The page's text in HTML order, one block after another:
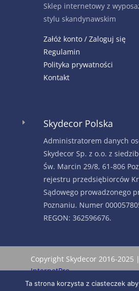
Sklep internetowy z
stylu skandynawskim
Załóż konto / Zaloguj się
Regulamin
Polityka prywatności
Kontakt
E Skydecor Polska
Administratorem danych
Skydecor Sp. z o.o. z
Św. Marcin 29/8, 61-806
rejestru przedsiębiorców
Sądowego prowadzonego
Poznaniu. Numer
REGON: 362596676.
Copyright Skydecor 2016-2025
InternetPro
Ta strona korzysta z ciasteczek